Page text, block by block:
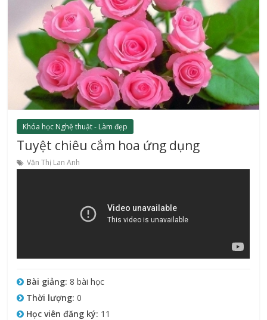
Khóa học Nghệ thuật - Làm đẹp
Tuyệt chiêu cắm hoa ứng dụng
Văn Thị Lan Anh
Bài giảng: 8 bài học
Thời lượng: 0
Học viên đăng ký: 11